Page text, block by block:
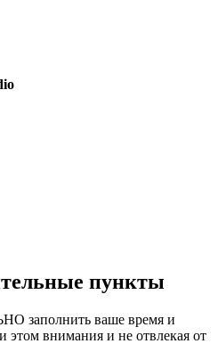
пункты
заполнить ваше время и
этом внимания и не отвлекая от